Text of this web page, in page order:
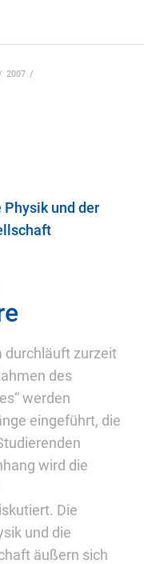
2007
Physik und der
durchläuft zurzeit
des
werden
eingeführt, die
wird die
Die
und die
äußern sich